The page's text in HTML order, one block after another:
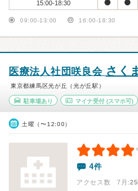
15:00-18:30
09:00-13:00 16:00-18:30
医療法人社団咲良会 さく
東京都練馬区光が丘（光が丘駅）
駐車場あり マイナ受付(スマホ可)
土曜（〜12:00）
4件
アクセス数 7月: